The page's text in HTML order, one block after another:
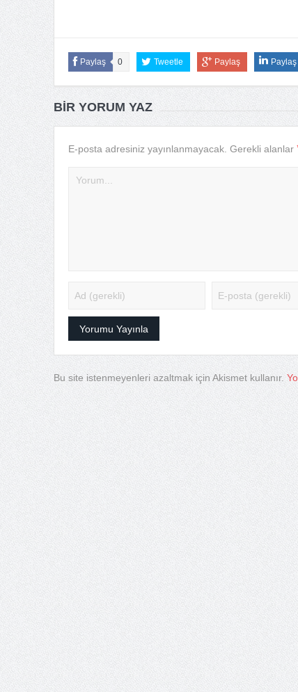
Paylaş 0 Tweetle Paylaş Paylaş
BIR YORUM YAZ
E-posta adresiniz yayınlanmayacak. Gerekli alanlar
Bu site istenmeyenleri azaltmak için Akismet kullanır.